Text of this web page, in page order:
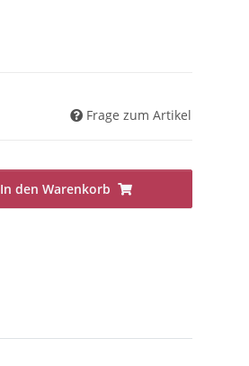
Frage zum Artikel
In den Warenkorb